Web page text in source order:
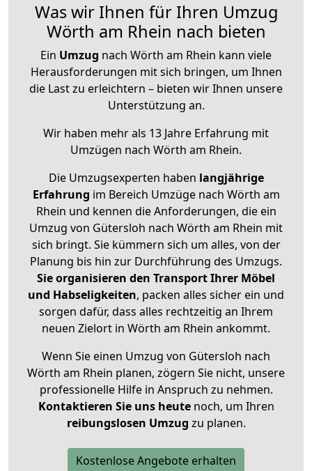
Was wir Ihnen für Ihren Umzug
Wörth am Rhein nach bieten
Ein Umzug nach Wörth am Rhein kann viele
Herausforderungen mit sich bringen, um Ihnen
die Last zu erleichtern – bieten wir Ihnen unsere
Unterstützung an.
Wir haben mehr als 13 Jahre Erfahrung mit
Umzügen nach Wörth am Rhein.
Die Umzugsexperten haben langjährige
Erfahrung im Bereich Umzüge nach Wörth am
Rhein und kennen die Anforderungen, die ein
Umzug von Gütersloh nach Wörth am Rhein mit
sich bringt. Sie kümmern sich um alles, von der
Planung bis hin zur Durchführung des Umzugs.
Sie organisieren den Transport Ihrer Möbel
und Habseligkeiten, packen alles sicher ein und
sorgen dafür, dass alles rechtzeitig an Ihrem
neuen Zielort in Wörth am Rhein ankommt.
Wenn Sie einen Umzug von Gütersloh nach
Wörth am Rhein planen, zögern Sie nicht, unsere
professionelle Hilfe in Anspruch zu nehmen.
Kontaktieren Sie uns heutenoch, um Ihren
reibungslosen Umzug zu planen.
Kostenlose Angebote erhalten